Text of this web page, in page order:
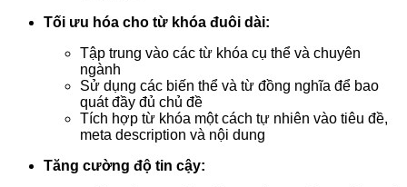
Tối ưu hóa cho từ khóa đuôi dài:
Tập trung vào các từ khóa cụ thể và chuyên
ngành
Sử dụng các biến thể và từ đồng nghĩa để bao
quát đầy đủ chủ đề
Tích hợp từ khóa một cách tự nhiên vào tiêu đề,
meta description và nội dung
Tăng cường độ tin cậy: